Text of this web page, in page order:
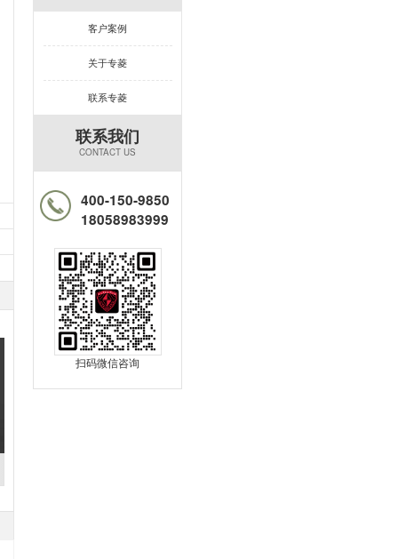
客户案例
关于专菱
联系专菱
联系我们
CONTACT US
400-150-9850
18058983999
扫码微信咨询